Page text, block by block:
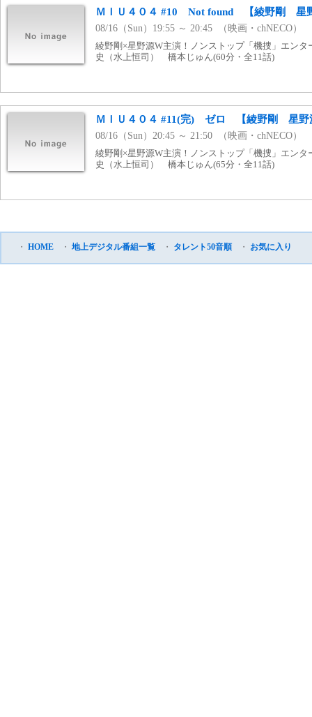
ＭＩＵ４０４ #10 Not found 【綾野剛 星
08/16（Sun）19:55 ～ 20:45 （映画・chNECO）
綾野剛×星野源W主演！ノンストップ「機捜」エン
史（水上恒司） 橋本じゅん(60分・全11話)
ＭＩＵ４０４ #11(完) ゼロ 【綾野剛 星野
08/16（Sun）20:45 ～ 21:50 （映画・chNECO）
綾野剛×星野源W主演！ノンストップ「機捜」エン
史（水上恒司） 橋本じゅん(65分・全11話)
・ HOME ・ 地上デジタル番組一覧 ・ タレント50音順 ・ お気に入り